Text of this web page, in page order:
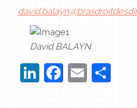
David BALAYN
LinkedIn
Email